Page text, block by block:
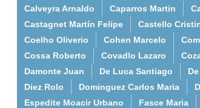
Calveyra Arnaldo
Caparros Martin
Castagnet Martín Felipe
Castello
Coelho Oliverio
Cohen Marcelo
Cossa Roberto
Covadlo Lazaro
Damonte Juan
De Luca Santiago
Diez Rolo
Dominguez Carlos Maria
Espedite Moacir Urbano
Fasce Maria